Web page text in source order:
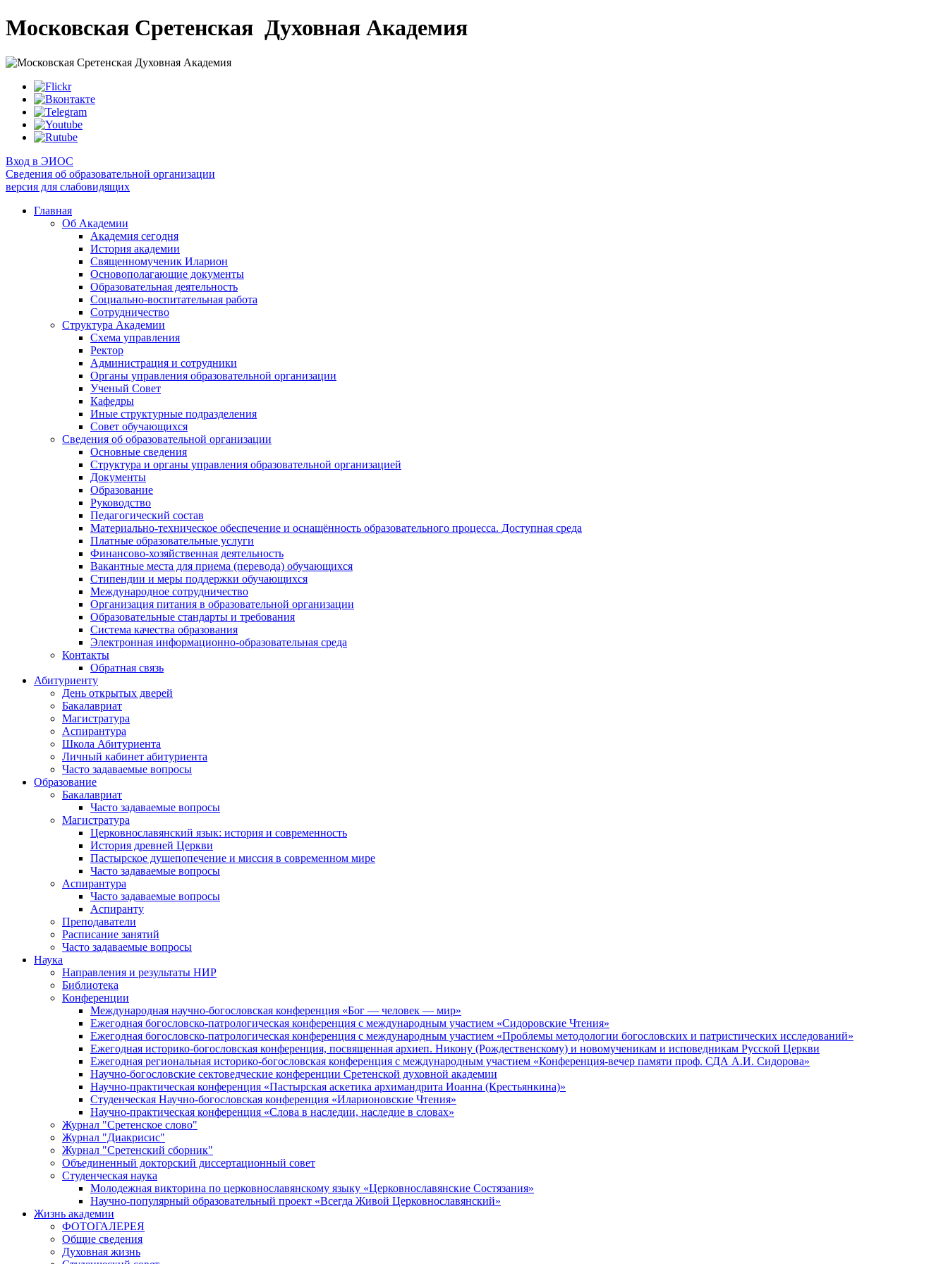
Московская Сретенская Духовная Академия
Вход в ЭИОС
Сведения об образовательной организации
версия для слабовидящих
Главная
Об Академии
Академия сегодня
История академии
Священномученик Иларион
Основополагающие документы
Образовательная деятельность
Социально-воспитательная работа
Сотрудничество
Структура Академии
Схема управления
Ректор
Администрация и сотрудники
Органы управления образовательной организации
Ученый Совет
Кафедры
Иные структурные подразделения
Совет обучающихся
Сведения об образовательной организации
Основные сведения
Структура и органы управления образовательной организацией
Документы
Образование
Руководство
Педагогический состав
Материально-техническое обеспечение и оснащённость образовательного процесса. Доступная среда
Платные образовательные услуги
Финансово-хозяйственная деятельность
Вакантные места для приема (перевода) обучающихся
Стипендии и меры поддержки обучающихся
Международное сотрудничество
Организация питания в образовательной организации
Образовательные стандарты и требования
Система качества образования
Электронная информационно-образовательная среда
Контакты
Обратная связь
Абитуриенту
День открытых дверей
Бакалавриат
Магистратура
Аспирантура
Школа Абитуриента
Личный кабинет абитуриента
Часто задаваемые вопросы
Образование
Бакалавриат
Часто задаваемые вопросы
Магистратура
Церковнославянский язык: история и современность
История древней Церкви
Пастырское душепопечение и миссия в современном мире
Часто задаваемые вопросы
Аспирантура
Часто задаваемые вопросы
Аспиранту
Преподаватели
Расписание занятий
Часто задаваемые вопросы
Наука
Направления и результаты НИР
Библиотека
Конференции
Международная научно-богословская конференция «Бог — человек — мир»
Ежегодная богословско-патрологическая конференция с международным участием «Сидоровские Чтения»
Ежегодная богословско-патрологическая конференция с международным участием «Проблемы методологии богословских и патристических исследований»
Ежегодная историко-богословская конференция, посвященная архиеп. Никону (Рождественскому) и новомученикам и исповедникам Русской Церкви
Ежегодная региональная историко-богословская конференция с международным участием «Конференция-вечер памяти проф. СДА А.И. Сидорова»
Научно-богословские сектоведческие конференции Сретенской духовной академии
Научно-практическая конференция «Пастырская аскетика архимандрита Иоанна (Крестьянкина)»
Студенческая Научно-богословская конференция «Иларионовские Чтения»
Научно-практическая конференция «Cлова в наследии, наследие в словах»
Журнал "Сретенское слово"
Журнал "Диакрисис"
Журнал "Сретенский сборник"
Объединенный докторский диссертационный совет
Студенческая наука
Молодежная викторина по церковнославянскому языку «Церковнославянские Состязания»
Научно-популярный образовательный проект «Всегда Живой Церковнославянский»
Жизнь академии
ФОТОГАЛЕРЕЯ
Общие сведения
Духовная жизнь